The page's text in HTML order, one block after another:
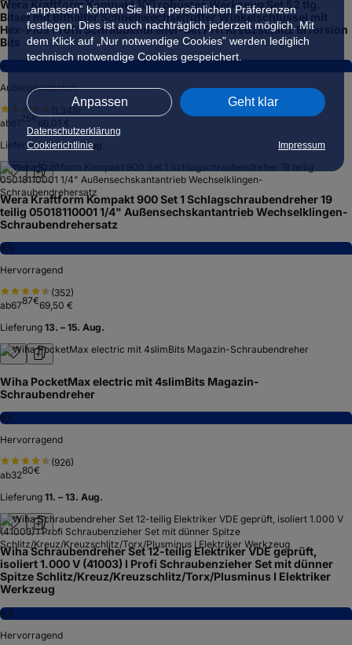
„anpassen” können Sie Ihre persönlichen Präferenzen
festlegen. Dies ist auch nachträglich jederzeit möglich. Mit
dem Klick auf „Nur notwendige Cookies” werden lediglich
technisch notwendige Cookies gespeichert.
Anpassen Geht klar
Datenschutzerklärung
Cookierichtlinie
Impressum
Wera Kraftform Kompakt 100 robustes Werkzeug Set 52 tlg.
Bitset mit Bithalter Schnellwechselfutter Winkelschlüssel mit
Hex-Plus Profil Schraubendreher-Set PH1 Kreuzschlitz BiTorsion
Bits
9,2
Außergewöhnlich
ab
€
Lieferung 12. – 13. Aug.
Wera Kraftform Kompakt 900 Set 1 Schlagschraubendreher 19
teilig 05018110001 1/4" Außensechskantantrieb Wechselklingen-
Schraubendrehersatz
8,9
Hervorragend
(352)
ab6787€69,50 €
Lieferung 13. – 15. Aug.
Wiha PocketMax electric mit 4slimBits Magazin-
Schraubendreher
8,6
Hervorragend
(926)
ab3280€
Lieferung 11. – 13. Aug.
Wiha Schraubendreher Set 12-teilig Elektriker VDE geprüft,
isoliert 1.000 V (41003) I Profi Schraubenzieher Set mit dünner
Spitze Schlitz/Kreuz/Kreuzschlitz/Torx/Plusminus I Elektriker
Werkzeug
8,9
Hervorragend